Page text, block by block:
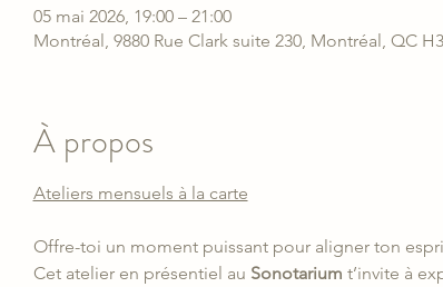
05 mai 2026, 19:00 – 21:00
Montréal, 9880 Rue Clark suite 230, Montréal, QC
À propos
Ateliers mensuels à la carte
Offre-toi un moment puissant pour aligner ton
Cet atelier en présentiel au Sonotarium t’invite à